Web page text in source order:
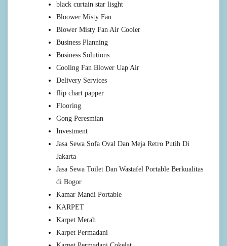
black curtain star lisght
Bloower Misty Fan
Blower Misty Fan Air Cooler
Business Planning
Business Solutions
Cooling Fan Blower Uap Air
Delivery Services
flip chart papper
Flooring
Gong Peresmian
Investment
Jasa Sewa Sofa Oval Dan Meja Retro Putih Di
Jakarta
Jasa Sewa Toilet Dan Wastafel Portable Berkualitas
di Bogor
Kamar Mandi Portable
KARPET
Karpet Merah
Karpet Permadani